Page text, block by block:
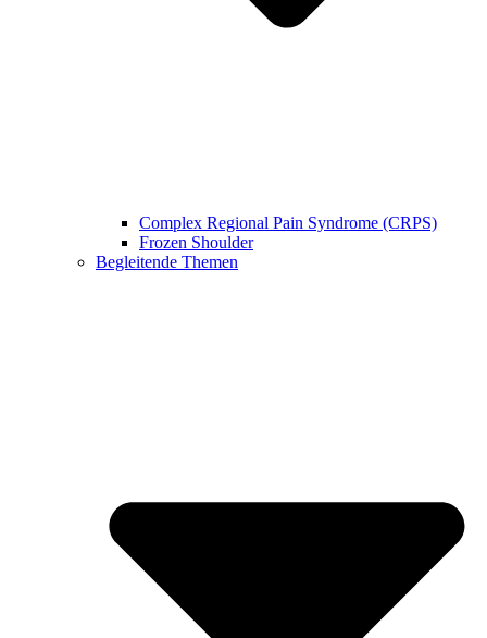
Complex Regional Pain Syndrome (CRPS)
Frozen Shoulder
Begleitende Themen